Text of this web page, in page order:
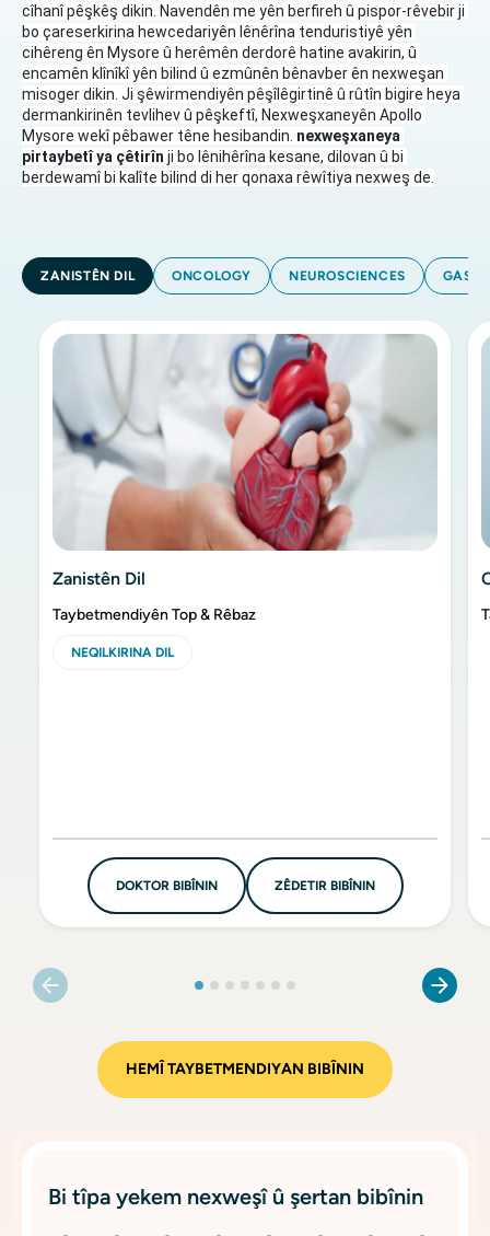
cîhanî pêşkêş dikin. Navendên me yên berfireh û pispor-rêvebir ji
bo çareserkirina hewcedariyên lênêrîna tenduristiyê yên
cihêreng ên Mysore û herêmên derdorê hatine avakirin, û
encamên klînîkî yên bilind û ezmûnên bênavber ên nexweşan
misoger dikin. Ji şêwirmendiyên pêşîlêgirtinê û rûtîn bigire heya
dermankirinên tevlihev û pêşkeftî, Nexweşxaneyên Apollo
Mysore wekî pêbawer têne hesibandin. nexweşxaneya
pirtaybetî ya çêtirîn ji bo lênihêrîna kesane, dilovan û bi
berdewamî bi kalîte bilind di her qonaxa rêwîtiya nexweş de.
ZANISTÊN DIL ONCOLOGY NEUROSCIENCES
Zanistên Dil
Taybetmendiyên Top & Rêbaz
NEQILKIRINA DIL
DOKTOR BIBÎNIN ZÊDETIR BIBÎNIN
HEMÎ TAYBETMENDIYAN BIBÎNIN
Bi tîpa yekem nexweşî û şertan bibînin